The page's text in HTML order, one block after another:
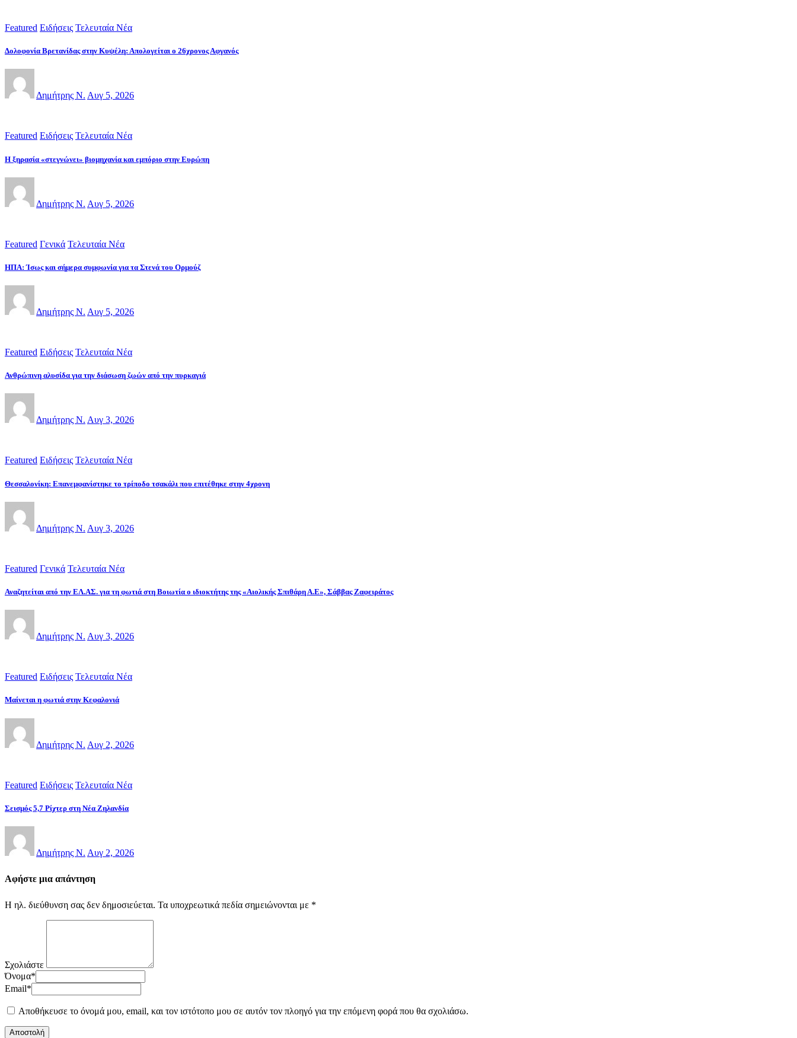
Featured Ειδήσεις Τελευταία Νέα
Δολοφονία Βρετανίδας στην Κυψέλη: Απολογείται ο 26χρονος Αφγανός
Δημήτρης Ν. Αυγ 5, 2026
Featured Ειδήσεις Τελευταία Νέα
Η ξηρασία «στεγνώνει» βιομηχανία και εμπόριο στην Ευρώπη
Δημήτρης Ν. Αυγ 5, 2026
Featured Γενικά Τελευταία Νέα
ΗΠΑ: Ίσως και σήμερα συμφωνία για τα Στενά του Ορμούζ
Δημήτρης Ν. Αυγ 5, 2026
Featured Ειδήσεις Τελευταία Νέα
Ανθρώπινη αλυσίδα για την διάσωση ζωών από την πυρκαγιά
Δημήτρης Ν. Αυγ 3, 2026
Featured Ειδήσεις Τελευταία Νέα
Θεσσαλονίκη: Επανεμφανίστηκε το τρίποδο τσακάλι που επιτέθηκε στην 4χρονη
Δημήτρης Ν. Αυγ 3, 2026
Featured Γενικά Τελευταία Νέα
Αναζητείται από την ΕΛ.ΑΣ. για τη φωτιά στη Βοιωτία ο ιδιοκτήτης της «Αιολικής Σπιθάρη Α.Ε», Σάββας Ζαφειράτος
Δημήτρης Ν. Αυγ 3, 2026
Featured Ειδήσεις Τελευταία Νέα
Μαίνεται η φωτιά στην Κεφαλονιά
Δημήτρης Ν. Αυγ 2, 2026
Featured Ειδήσεις Τελευταία Νέα
Σεισμός 5,7 Ρίχτερ στη Νέα Ζηλανδία
Δημήτρης Ν. Αυγ 2, 2026
Αφήστε μια απάντηση
Η ηλ. διεύθυνση σας δεν δημοσιεύεται. Τα υποχρεωτικά πεδία σημειώνονται με *
Σχολιάστε
Όνομα*
Email*
Αποθήκευσε το όνομά μου, email, και τον ιστότοπο μου σε αυτόν τον πλοηγό για την επόμενη φορά που θα σχολιάσω.